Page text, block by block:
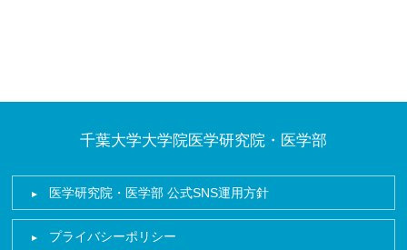
千葉大学大学院医学研究院・医学部
医学研究院・医学部 公式SNS運用方針
プライバシーポリシー